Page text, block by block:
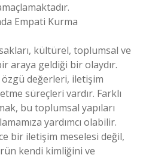
Empati Kurma
kültürel, toplumsal ve
araya geldiği bir olaydır.
değerleri, iletişim
süreçleri vardır. Farklı
bu toplumsal yapıları
yardımcı olabilir.
bir iletişim meselesi değil,
kendi kimliğini ve